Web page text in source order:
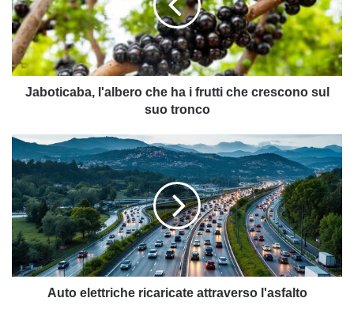
i
frutti
che
crescono
sul
Jaboticaba, l'albero che ha i frutti che crescono sul
suo tronco
Auto
elettriche
ricaricate
attraverso
l'asfalto
Auto elettriche ricaricate attraverso l'asfalto